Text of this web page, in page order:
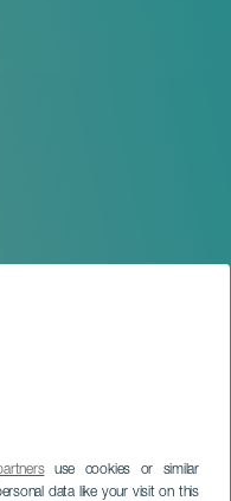
use cookies or similar
data like your visit on this